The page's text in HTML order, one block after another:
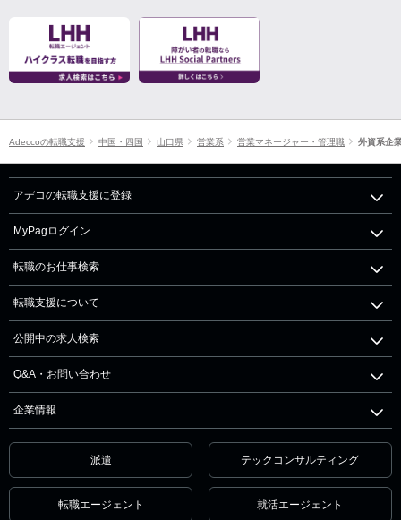
Adeccoの転職支援 中国・四国 山口県 営業系 営業マネージャー・管理職 外資系企
アデコの転職支援に登録
MyPagログイン
転職のお仕事検索
転職支援について
公開中の求人検索
Q&A・お問い合わせ
企業情報
派遣 テックコンサルティング
転職エージェント 就活エージェント